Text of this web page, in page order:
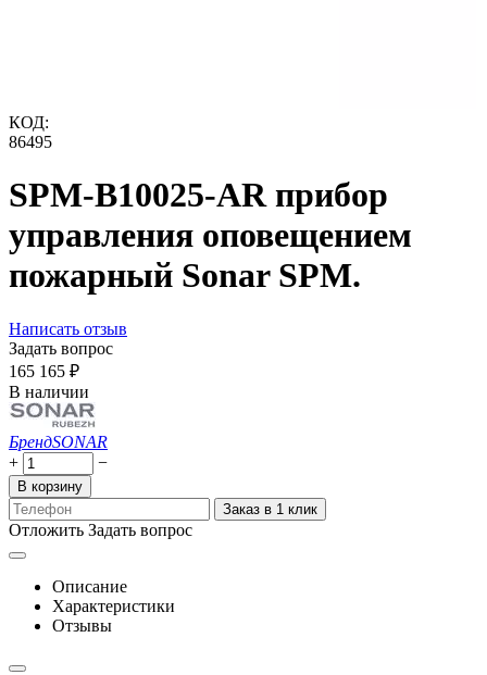
КОД:
86495
SPM-B10025-AR прибор
управления оповещением
пожарный Sonar SPM.
Написать отзыв
Задать вопрос
165 165 ₽
В наличии
БрендSONAR
+
−
В корзину
Заказ в 1 клик
Отложить Задать вопрос
Описание
Характеристики
Отзывы